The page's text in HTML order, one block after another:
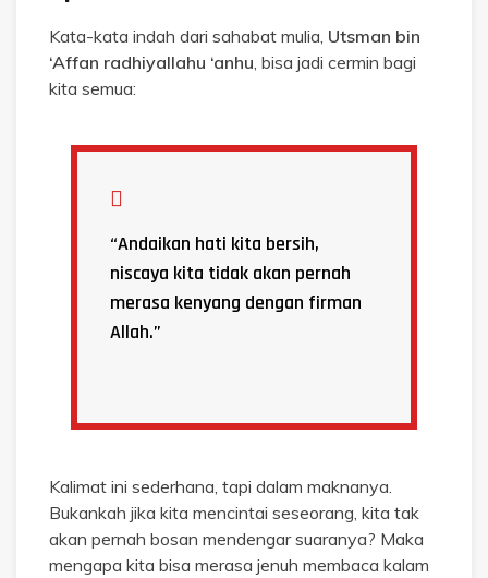
Kata-kata indah dari sahabat mulia, Utsman bin
‘Affan radhiyallahu ‘anhu , bisa jadi cermin bagi
kita semua:
“Andaikan hati kita bersih,
niscaya kita tidak akan pernah
merasa kenyang dengan firman
Allah.”
Kalimat ini sederhana, tapi dalam maknanya.
Bukankah jika kita mencintai seseorang, kita tak
akan pernah bosan mendengar suaranya? Maka
mengapa kita bisa merasa jenuh membaca kalam